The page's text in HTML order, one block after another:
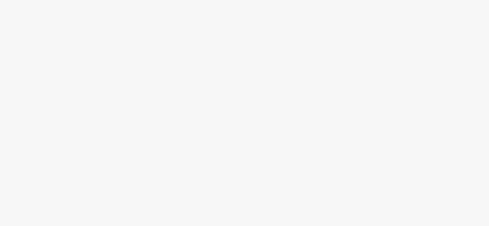
Dzięki temu
w dogodnym dla siebie czasie. Ponadto, sieć
online z opcją odbioru w sklepie. W trosce
i promowanie toreb wielokrotnego użytku.
wśród świadomych konsumentów.